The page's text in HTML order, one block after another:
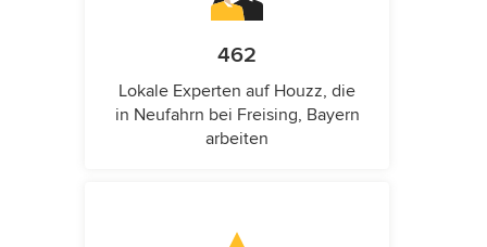
462
Lokale Experten auf Houzz, die
in Neufahrn bei Freising, Bayern
arbeiten